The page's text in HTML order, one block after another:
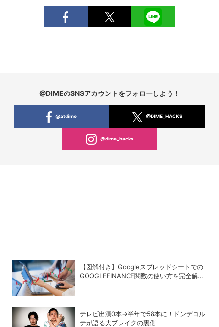
@DIMEのSNSアカウントをフォローしよう！
@atdime @DIME_HACKS
@dime_hacks
【図解付き】Googleスプレッドシートでの
GOOGLEFINANCE関数の使い方を完全解
テレビ出演0本→半年で58本に！ドンデコル
テが語る大ブレイクの裏側